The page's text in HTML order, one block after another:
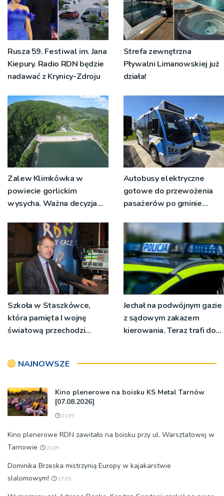
Rusza 59. Festiwal im. Jana
Kiepury. Radio RDN będzie
nadawać z Krynicy-Zdroju
Strefa zewnętrzna
Pływalni Limanowskiej już
działa!
Zalew Klimkówka w
powiecie gorlickim
wysycha. Ważna decyzja
Autobusy elektryczne
gotowe do przewożenia
pasażerów po gminie
Szkoła w Staszkówce,
która pamięta I wojnę
światową przechodzi
Jechał na podwójnym gazie
z sądowym zakazem
kierowania. Teraz trafi do
NAJNOWSZE
Kino plenerowe na boisku KS Metal Tarnów
[07.08.2026]
21:09
Kino plenerowe RDN zawitało na boisku przy ul. Warsztatowej w
Tarnowie
21:09
Dominika Brzeska mistrzynią Europy w kajakarstwie
slalomowym!
17:05